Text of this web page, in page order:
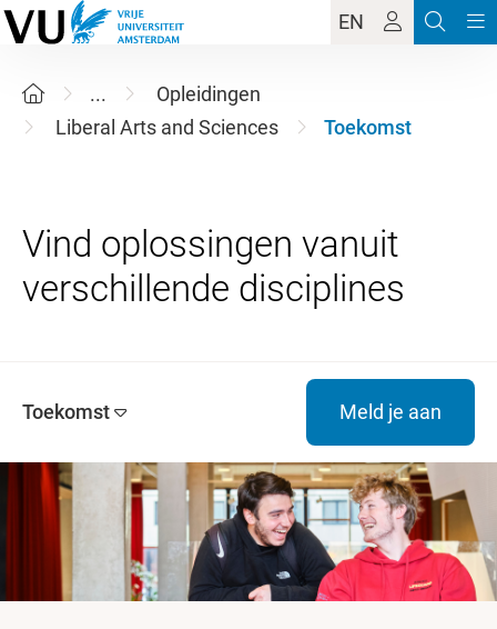
EN
...
Opleidingen
Liberal Arts and Sciences
Toekomst
Vind oplossingen vanuit
Toekomst Meld je aan